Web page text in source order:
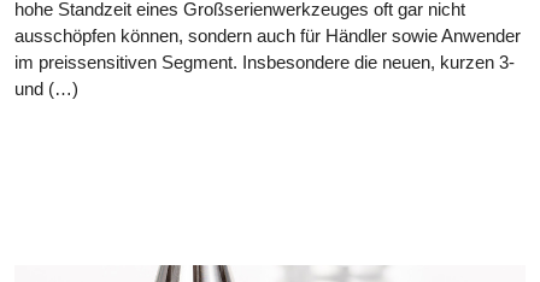
hohe Standzeit eines Großserienwerkzeuges oft gar nicht
ausschöpfen können, sondern auch für Händler sowie Anwender
im preissensitiven Segment. Insbesondere die neuen, kurzen 3-
und (…)